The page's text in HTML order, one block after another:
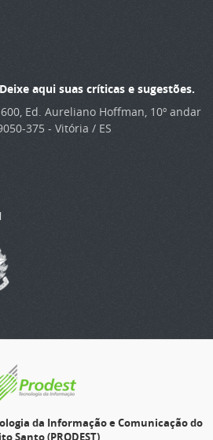
aqui suas críticas e sugestões.
Ed. Aureliano Hoffman, 10º andar
375 - Vitória / ES
da Informação e Comunicação do
Santo (PRODEST)